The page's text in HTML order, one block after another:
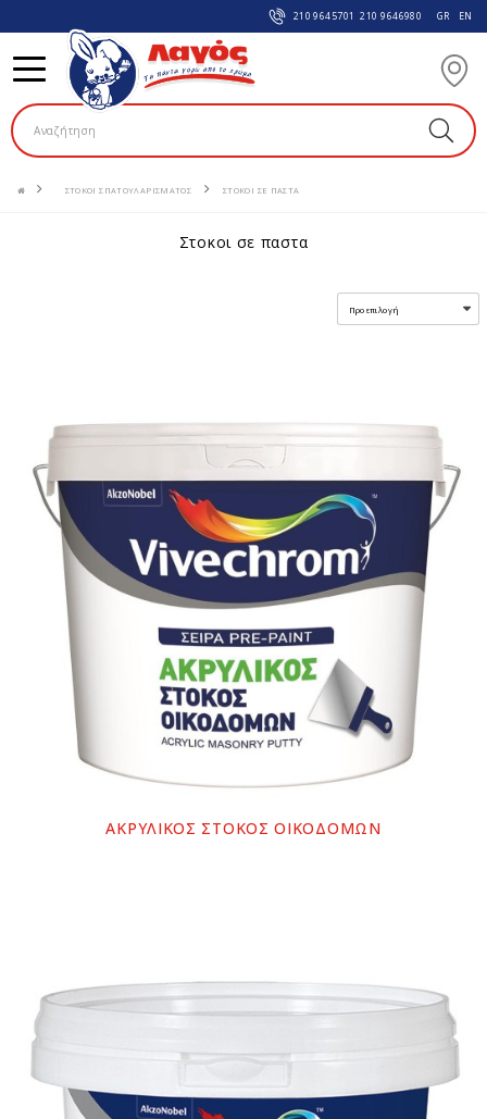
210 9645701 210 9646980 GR EN
ΣΤΟΚΟΙ ΣΠΑΤΟΥΛΑΡΙΣΜΑΤΟΣ ΣΤΟΚΟΙ ΣΕ ΠΑΣΤΑ
στοκοι σε παστα
ΑΚΡΥΛΙΚΟΣ ΣΤΟΚΟΣ ΟΙΚΟΔΟΜΩΝ